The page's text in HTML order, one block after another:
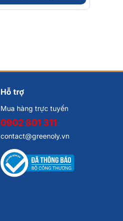
Hỗ trợ
Mua hàng trực tuyến
0902 801 311
contact@greenoly.vn